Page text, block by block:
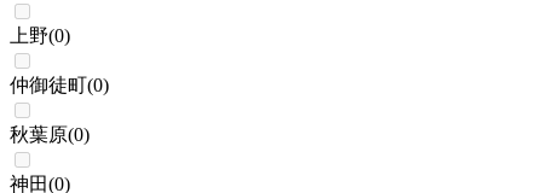
上野(0)
仲御徒町(0)
秋葉原(0)
神田(0)